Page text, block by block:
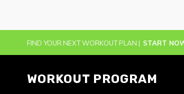
FIND YOUR NEXT WORKOUT PLAN | START
WORKOUT PROGRAM